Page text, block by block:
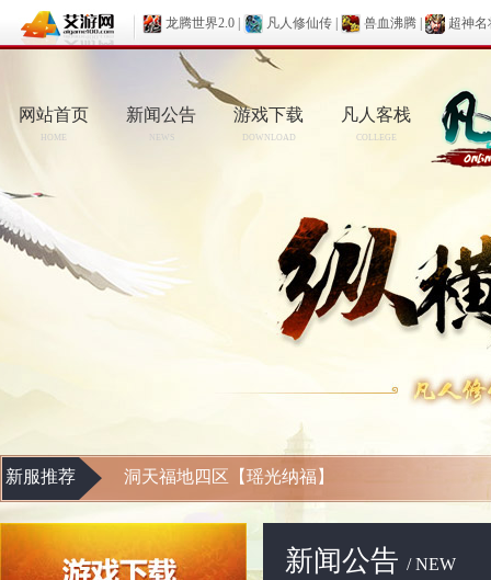
龙腾世界2.0 凡人修仙传 兽血沸腾 超神名
网站首页
HOME
新闻公告
NEWS
游戏下载
DOWNLOAD
凡人客栈
COLLEGE
新服推荐 洞天福地四区【瑶光纳福】
新闻公告 / NEW